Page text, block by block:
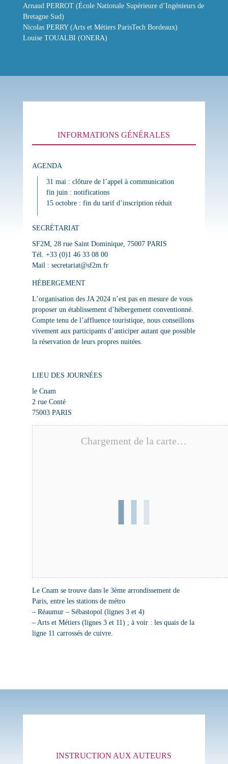
Arnaud PERROT (École Nationale Supérieure d’Ingénieurs de
Bretagne Sud)
Nicolas PERRY (Arts et Métiers ParisTech Bordeaux)
Louise TOUALBI (ONERA)
INFORMATIONS GÉNÉRALES
AGENDA
31 mai : clôture de l’appel à communication
fin juin : notifications
15 octobre : fin du tarif d’inscription réduit
SECRÉTARIAT
SF2M, 28 rue Saint Dominique, 75007 PARIS
Tél. +33 (0)1 46 33 08 00
Mail : secretariat@sf2m.fr
HÉBERGEMENT
L’organisation des JA 2024 n’est pas en mesure de vous
proposer un établissement d’hébergement conventionné.
Compte tenu de l’affluence touristique, nous conseillons
vivement aux participants d’anticiper autant que possible
la réservation de leurs propres nuitées.
LIEU DES JOURNÉES
le Cnam
2 rue Conté
75003 PARIS
Chargement de la carte…
Le Cnam se trouve dans le 3ème arrondissement de
Paris, entre les stations de métro
– Réaumur – Sébastopol (lignes 3 et 4)
– Arts et Métiers (lignes 3 et 11) ; à voir : les quais de la
ligne 11 carrossés de cuivre.
INSTRUCTION AUX AUTEURS